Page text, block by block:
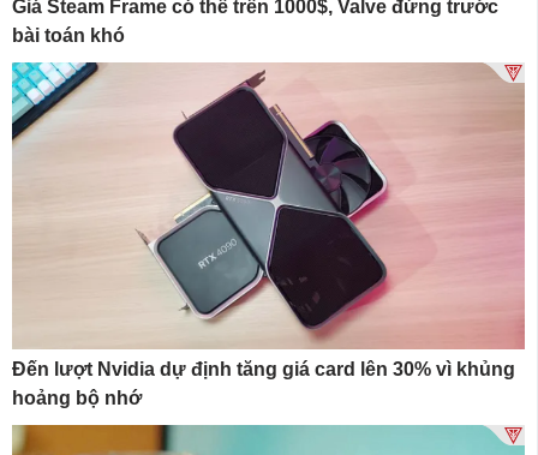
Giá Steam Frame có thể trên 1000$, Valve đứng trước
bài toán khó
Đến lượt Nvidia dự định tăng giá card lên 30% vì khủng
hoảng bộ nhớ